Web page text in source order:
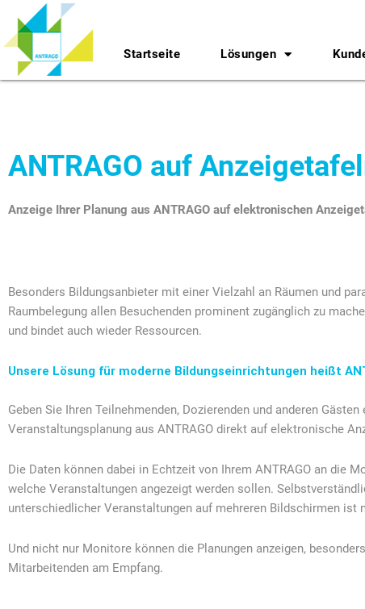
Startseite Lösungen
ANTRAGO auf
Anzeige Ihrer Planung aus ANTRAGO auf elektronischen
Besonders Bildungsanbieter mit einer Vielzahl an Räumen und
Raumbelegung allen Besuchenden prominent zugänglich zu
und bindet auch wieder Ressourcen.
Unsere Lösung für moderne Bildungseinrichtungen heißt
Geben Sie Ihren Teilnehmenden, Dozierenden und anderen
Veranstaltungsplanung aus ANTRAGO direkt auf elektronische
Die Daten können dabei in Echtzeit von Ihrem ANTRAGO an die
welche Veranstaltungen angezeigt werden sollen.
unterschiedlicher Veranstaltungen auf mehreren Bildschirmen ist
Und nicht nur Monitore können die Planungen anzeigen,
Mitarbeitenden am Empfang.